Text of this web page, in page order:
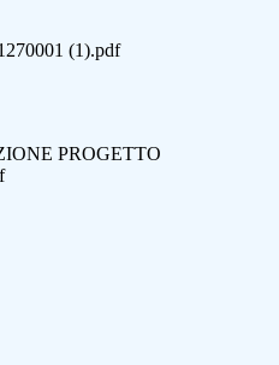
(1).pdf
PROGETTO